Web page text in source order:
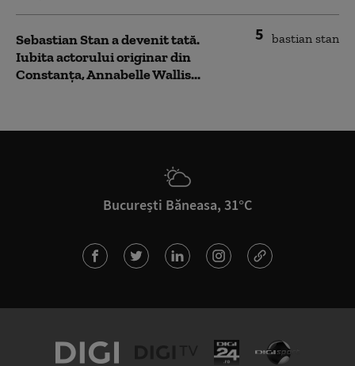
5
Sebastian Stan a devenit tată.
Iubita actorului originar din
Constanța, Annabelle Wallis...
București Băneasa, 31°C